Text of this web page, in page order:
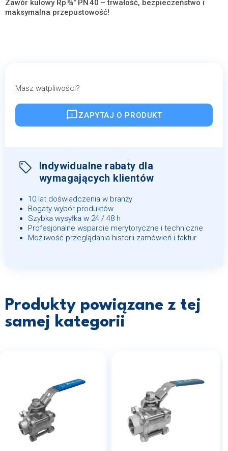
Zawór kulowy Rp ¾″ PN 40 – trwałość, bezpieczeństwo i
maksymalna przepustowość!
Masz wątpliwości?
ZAPYTAJ O PRODUKT
Indywidualne rabaty dla
wymagających klientów
10 lat doświadczenia w branży
Bogaty wybór produktów
Szybka wysyłka w 24 / 48 h
Profesjonalne wsparcie merytoryczne i techniczne
Możliwość przeglądania historii zamówień i faktur
Produkty powiązane z tej
samej kategorii